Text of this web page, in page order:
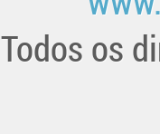
Todos os